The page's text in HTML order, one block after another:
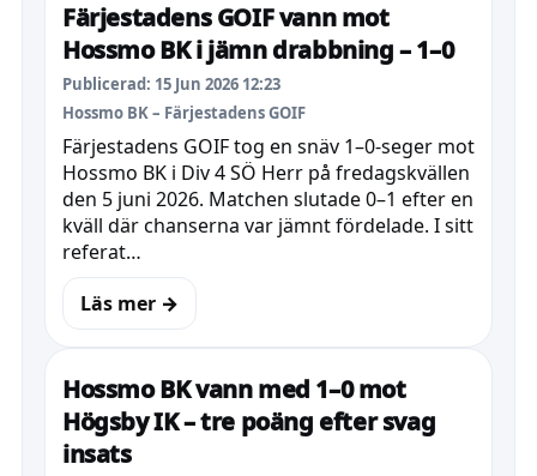
Färjestadens GOIF vann mot
Hossmo BK i jämn drabbning – 1–0
Publicerad: 15 Jun 2026 12:23
Hossmo BK – Färjestadens GOIF
Färjestadens GOIF tog en snäv 1–0-seger mot
Hossmo BK i Div 4 SÖ Herr på fredagskvällen
den 5 juni 2026. Matchen slutade 0–1 efter en
kväll där chanserna var jämnt fördelade. I sitt
referat…
Läs mer →
Hossmo BK vann med 1–0 mot
Högsby IK – tre poäng efter svag
insats